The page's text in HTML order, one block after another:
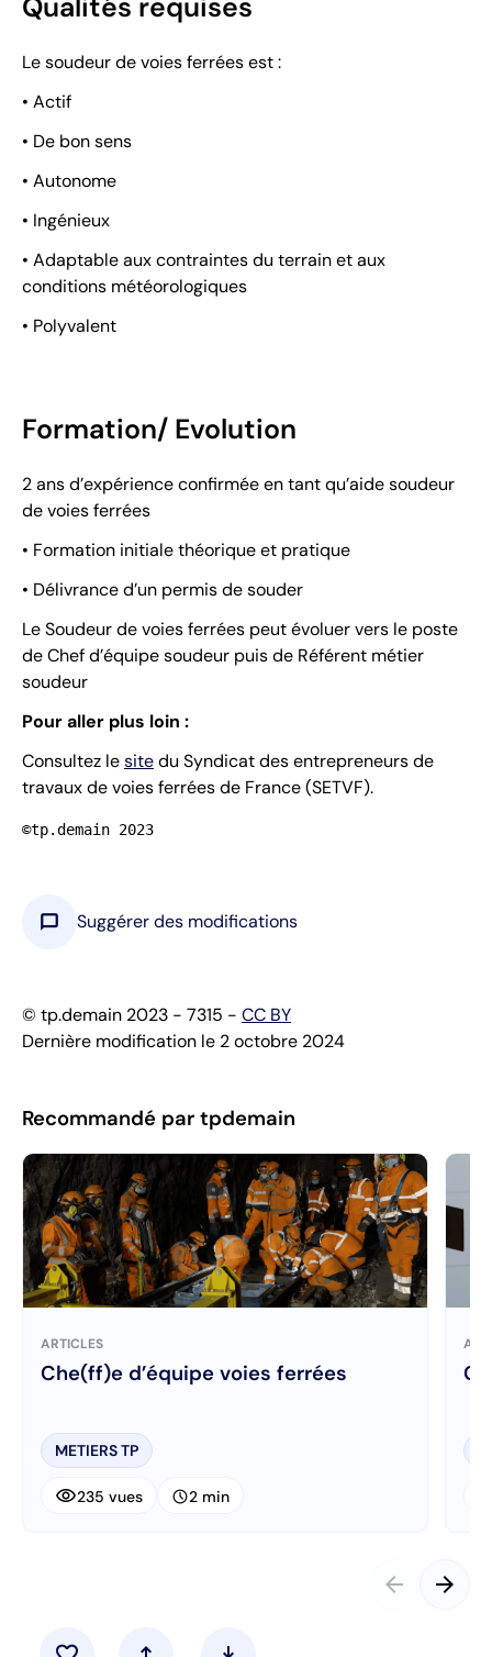
Qualités requises
Le soudeur de voies ferrées est :
• Actif
• De bon sens
• Autonome
• Ingénieux
• Adaptable aux contraintes du terrain et aux
conditions météorologiques
• Polyvalent
Formation/ Evolution
2 ans d’expérience confirmée en tant qu’aide soudeur
de voies ferrées
• Formation initiale théorique et pratique
• Délivrance d’un permis de souder
Le Soudeur de voies ferrées peut évoluer vers le poste
de Chef d’équipe soudeur puis de Référent métier
soudeur
Pour aller plus loin :
Consultez lesitedu Syndicat des entrepreneurs de
travaux de voies ferrées de France (SETVF).
©tp.demain 2023
chat_bubble Suggérer des modifications
© tp.demain 2023 - 7315 - CC BY
Dernière modification le 2 octobre 2024
Recommandé par tpdemain
ARTICLES
Che(ff)e d’équipe voies ferrées
METIERS TP
visibility235 vues schedule2 min
arrow_back arrow_forward